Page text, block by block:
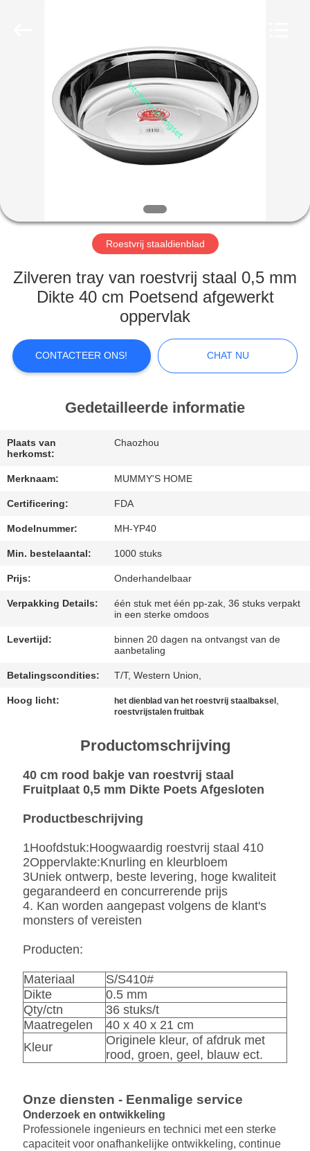
PRODUCTEN
VR-
SHOW
ONGEVEER
ONS
FABRIEKSREIS
KWALITEITSCONTROLE
ONS
GEVALLEN
SITEMAP
PRIVACYBELEID
Roestvrij staaldienblad
Zilveren tray van roestvrij staal 0,5 mm
Dikte 40 cm Poetsend afgewerkt
oppervlak
CONTACTEER ONS! CHAT NU
Gedetailleerde informatie
Plaats van
herkomst:
Chaozhou
Merknaam: MUMMY'S HOME
Certificering: FDA
Modelnummer: MH-YP40
Min. bestelaantal: 1000 stuks
Prijs: Onderhandelbaar
Verpakking Details:
één stuk met één pp-zak, 36 stuks verpakt
in een sterke omdoos
Levertijd:
binnen 20 dagen na ontvangst van de
aanbetaling
Betalingscondities: T/T, Western Union,
Hoog licht: het dienblad van het roestvrij staalbaksel
roestvrijstalen fruitbak
Productomschrijving
40 cm rood bakje van roestvrij staal
Fruitplaat 0,5 mm Dikte Poets Afgesloten
Productbeschrijving
1Hoofdstuk:Hoogwaardig roestvrij staal 410
2Oppervlakte:Knurling en kleurbloem
3Uniek ontwerp, beste levering, hoge kwaliteit
gegarandeerd en concurrerende prijs
4. Kan worden aangepast volgens de klant's
monsters of vereisten
Producten:
Materiaal
S/S410#
Dikte
0.5 mm
Qty/ctn
36 stuks/t
Maatregelen
40 x 40 x 21 cm
Kleur
Originele kleur, of afdruk met
rood, groen, geel, blauw ect.
Onze diensten - Eenmalige service
Onderzoek en ontwikkeling
Professionele ingenieurs en technici met een sterke
capaciteit voor onafhankelijke ontwikkeling, continue